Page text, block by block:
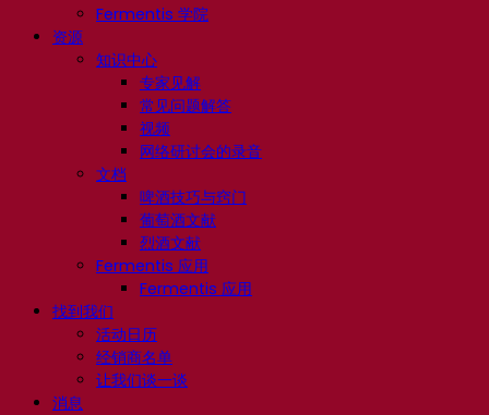
Fermentis 学院
资源
知识中心
专家见解
常见问题解答
视频
网络研讨会的录音
文档
啤酒技巧与窍门
葡萄酒文献
烈酒文献
Fermentis 应用
Fermentis 应用
找到我们
活动日历
经销商名单
让我们谈一谈
消息